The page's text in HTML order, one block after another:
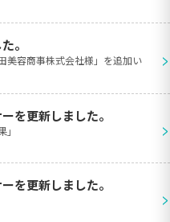
。
美容商事株式会社様」を追加い
>
を更新しました。
>
を更新しました。
>